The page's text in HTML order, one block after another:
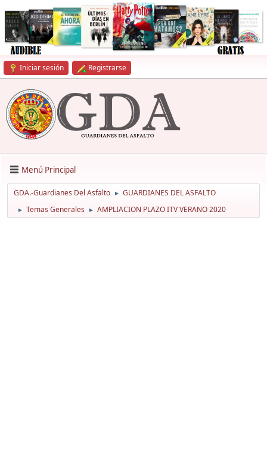
Iniciar sesión Registrarse
Menú Principal
GDA.-Guardianes Del Asfalto ► GUARDIANES DEL ASFALTO
► Temas Generales ► AMPLIACION PLAZO ITV VERANO 2020